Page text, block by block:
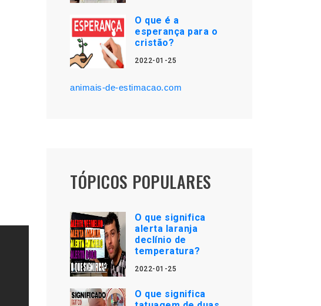
O que é a
esperança para o
cristão?
2022-01-25
animais-de-estimacao.com
TÓPICOS POPULARES
O que significa
alerta laranja
declínio de
temperatura?
2022-01-25
O que significa